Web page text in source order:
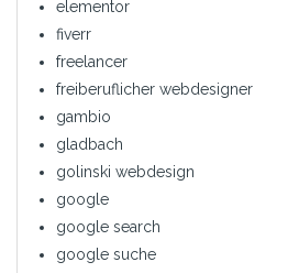
elementor
fiverr
freelancer
freiberuflicher webdesigner
gambio
gladbach
golinski webdesign
google
google search
google suche